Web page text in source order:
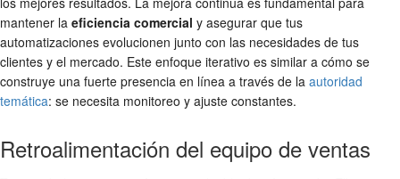
mantener la eficiencia comercial y asegurar que tus
automatizaciones evolucionen junto con las necesidades de tus
clientes y el mercado. Este enfoque iterativo es similar a cómo se
construye una fuerte presencia en línea a través de la autoridad
temática: se necesita monitoreo y ajuste constantes.
Retroalimentación del equipo de ventas